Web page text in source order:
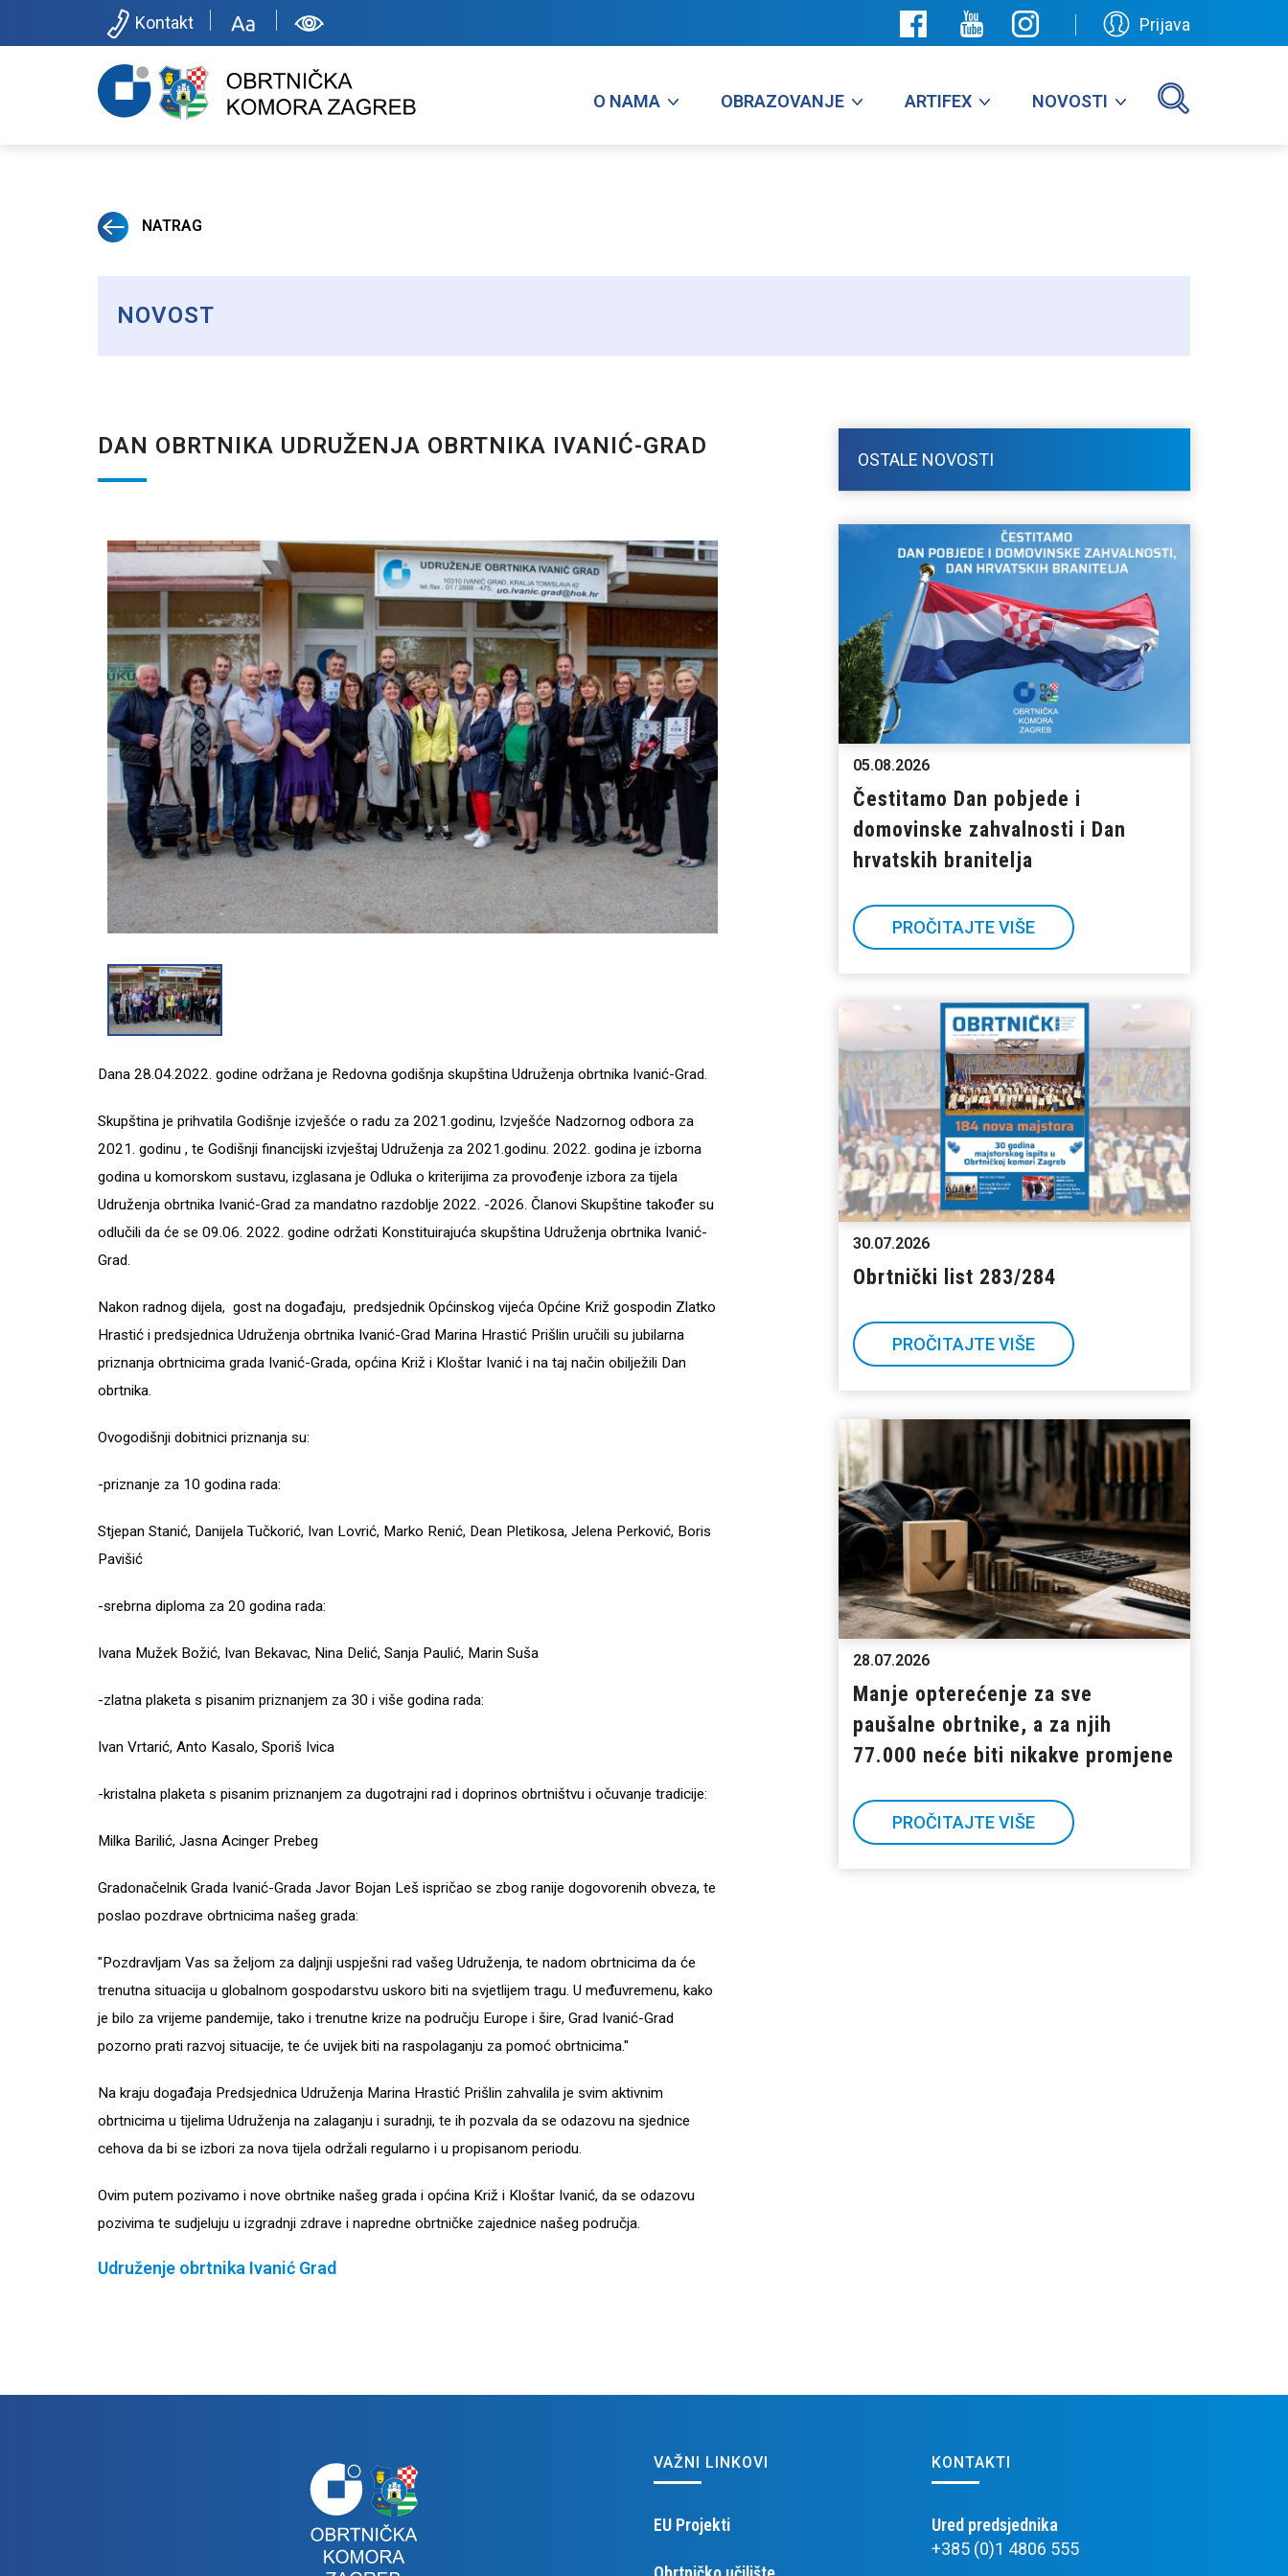
Kontakt Prijava
O NAMA OBRAZOVANJE ARTIFEX NOVOSTI
NATRAG
NOVOST
DAN OBRTNIKA UDRUŽENJA OBRTNIKA IVANIĆ-GRAD
Dana 28.04.2022. godine održana je Redovna godišnja skupština Udruženja obrtnika Ivanić-Grad.
Skupština je prihvatila Godišnje izvješće o radu za 2021.godinu, Izvješće Nadzornog odbora za
2021. godinu , te Godišnji financijski izvještaj Udruženja za 2021.godinu. 2022. godina je izborna
godina u komorskom sustavu, izglasana je Odluka o kriterijima za provođenje izbora za tijela
Udruženja obrtnika Ivanić-Grad za mandatno razdoblje 2022. -2026. Članovi Skupštine također su
odlučili da će se 09.06. 2022. godine održati Konstituirajuća skupština Udruženja obrtnika Ivanić-
Grad.
Nakon radnog dijela, gost na događaju, predsjednik Općinskog vijeća Općine Križ gospodin Zlatko
Hrastić i predsjednica Udruženja obrtnika Ivanić-Grad Marina Hrastić Prišlin uručili su jubilarna
priznanja obrtnicima grada Ivanić-Grada, općina Križ i Kloštar Ivanić i na taj način obilježili Dan
obrtnika.
Ovogodišnji dobitnici priznanja su:
-priznanje za 10 godina rada:
Stjepan Stanić, Danijela Tučkorić, Ivan Lovrić, Marko Renić, Dean Pletikosa, Jelena Perković, Boris
Pavišić
-srebrna diploma za 20 godina rada:
Ivana Mužek Božić, Ivan Bekavac, Nina Delić, Sanja Paulić, Marin Suša
-zlatna plaketa s pisanim priznanjem za 30 i više godina rada:
Ivan Vrtarić, Anto Kasalo, Sporiš Ivica
-kristalna plaketa s pisanim priznanjem za dugotrajni rad i doprinos obrtništvu i očuvanje tradicije:
Milka Barilić, Jasna Acinger Prebeg
Gradonačelnik Grada Ivanić-Grada Javor Bojan Leš ispričao se zbog ranije dogovorenih obveza, te
poslao pozdrave obrtnicima našeg grada:
"Pozdravljam Vas sa željom za daljnji uspješni rad vašeg Udruženja, te nadom obrtnicima da će
trenutna situacija u globalnom gospodarstvu uskoro biti na svjetlijem tragu. U međuvremenu, kako
je bilo za vrijeme pandemije, tako i trenutne krize na području Europe i šire, Grad Ivanić-Grad
pozorno prati razvoj situacije, te će uvijek biti na raspolaganju za pomoć obrtnicima."
Na kraju događaja Predsjednica Udruženja Marina Hrastić Prišlin zahvalila je svim aktivnim
obrtnicima u tijelima Udruženja na zalaganju i suradnji, te ih pozvala da se odazovu na sjednice
cehova da bi se izbori za nova tijela održali regularno i u propisanom periodu.
Ovim putem pozivamo i nove obrtnike našeg grada i općina Križ i Kloštar Ivanić, da se odazovu
pozivima te sudjeluju u izgradnji zdrave i napredne obrtničke zajednice našeg područja.
Udruženje obrtnika Ivanić Grad
OSTALE NOVOSTI
05.08.2026
Čestitamo Dan pobjede i
domovinske zahvalnosti i Dan
hrvatskih branitelja
PROČITAJTE VIŠE
30.07.2026
Obrtnički list 283/284
PROČITAJTE VIŠE
28.07.2026
Manje opterećenje za sve
paušalne obrtnike, a za njih
77.000 neće biti nikakve promjene
PROČITAJTE VIŠE
VAŽNI LINKOVI
EU Projekti
KONTAKTI
Ured predsjednika
+385 (0)1 4806 555